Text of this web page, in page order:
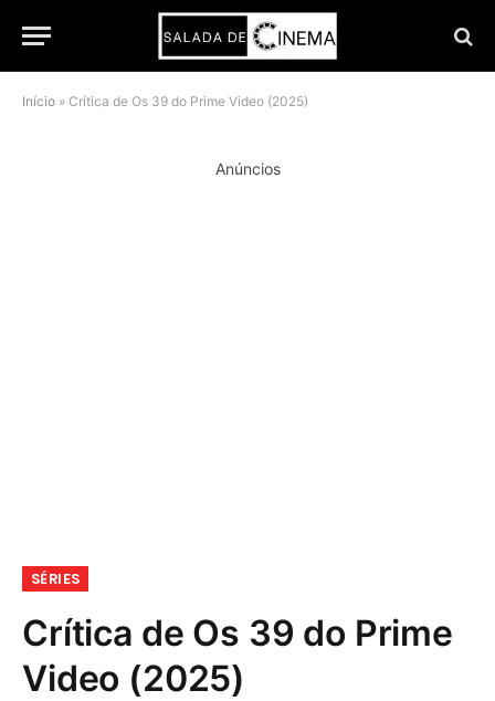
Início » Crítica de Os 39 do Prime Video (2025)
Anúncios
SÉRIES
Crítica de Os 39 do Prime
Video (2025)